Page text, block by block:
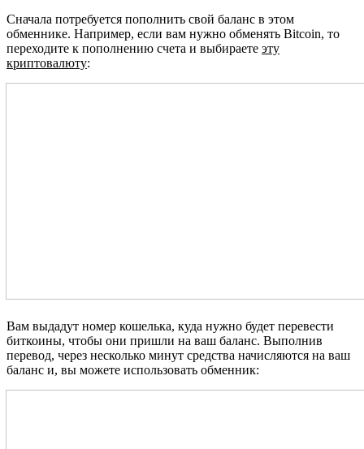
Сначала потребуется пополнить свой баланс в этом
обменнике. Например, если вам нужно обменять Bitcoin, то
переходите к пополнению счета и выбираете эту
криптовалюту:
Вам выдадут номер кошелька, куда нужно будет перевести
биткоины, чтобы они пришли на ваш баланс. Выполнив
перевод, через несколько минут средства начисляются на ваш
баланс и, вы можете использовать обменник: